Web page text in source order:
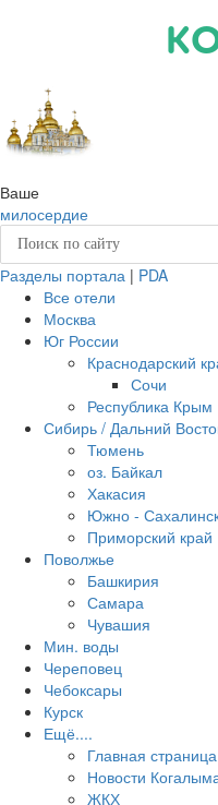
Ваше
милосердие
Разделы портала | PDA
Все отели
Москва
Юг России
Краснодарский
Сочи
Республика Крым
Сибирь / Дальний
Тюмень
оз. Байкал
Хакасия
Южно -
Приморский край
Поволжье
Башкирия
Самара
Чувашия
Мин. воды
Череповец
Чебоксары
Курск
Ещё....
Главная страница
Новости
ЖКХ